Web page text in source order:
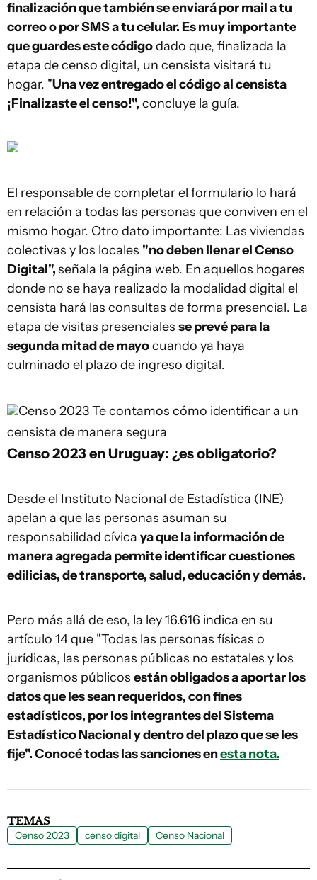
finalización que también se enviará por mail a tu
correo o por SMS a tu celular. Es muy importante
que guardes este códigodado que, finalizada la
etapa de censo digital, un censista visitará tu
hogar. "Una vez entregado el código al censista
¡Finalizaste el censo!", concluye la guía.
El responsable de completar el formulario lo hará
en relación a todas las personas que conviven en el
mismo hogar. Otro dato importante: Las viviendas
colectivas y los locales "no deben llenar el Censo
Digital",señala la página web. En aquellos hogares
donde no se haya realizado la modalidad digital el
censista hará las consultas de forma presencial. La
etapa de visitas presenciales se prevé para la
segunda mitad de mayocuando ya haya
culminado el plazo de ingreso digital.
Censo 2023Te contamos cómo identificar a un
censista de manera segura
Censo 2023 en Uruguay: ¿es obligatorio?
Desde el Instituto Nacional de Estadística (INE)
apelan a que las personas asuman su
responsabilidad cívica ya que la información de
manera agregada permite identificar cuestiones
edilicias, de transporte, salud, educación y demás.
Pero más allá de eso, la ley 16.616 indica en su
artículo 14 que "Todas las personas físicas o
jurídicas, las personas públicas no estatales y los
organismos públicos están obligados a aportar los
datos que les sean requeridos, con fines
estadísticos, por los integrantes del Sistema
Estadístico Nacional y dentro del plazo que se les
fije". Conocé todas las sanciones enesta nota.
TEMAS
Censo 2023 censo digital Censo Nacional